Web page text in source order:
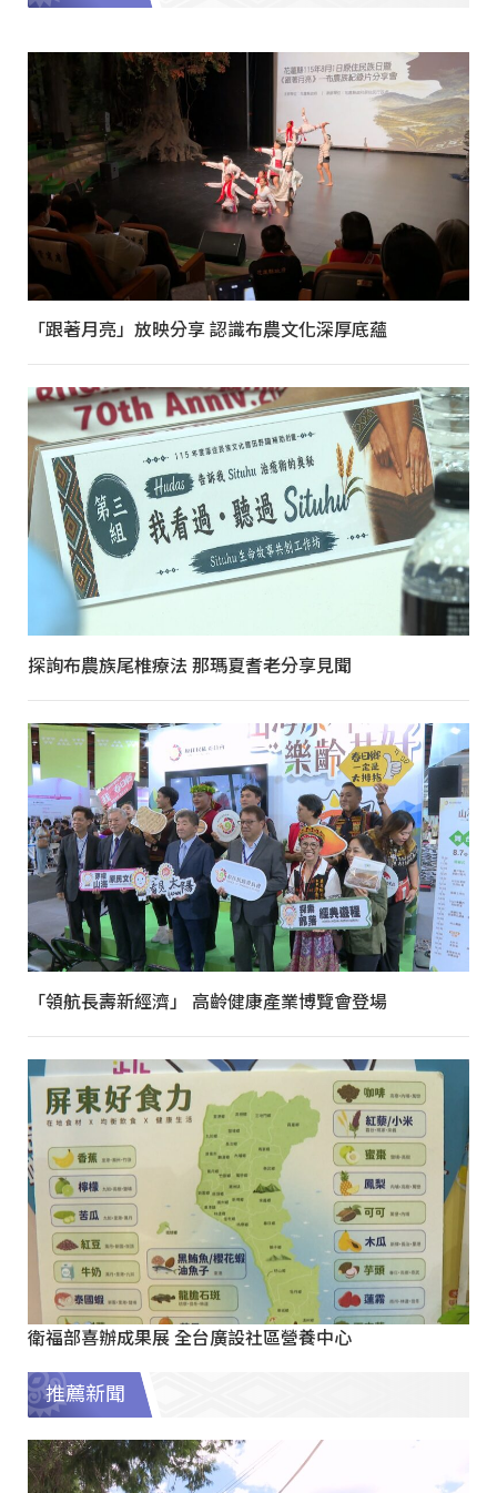
「跟著月亮」放映分享 認識布農文化深厚底蘊
探詢布農族尾椎療法 那瑪夏耆老分享見聞
「領航長壽新經濟」 高齡健康產業博覽會登場
衛福部喜辦成果展 全台廣設社區營養中心
推薦新聞